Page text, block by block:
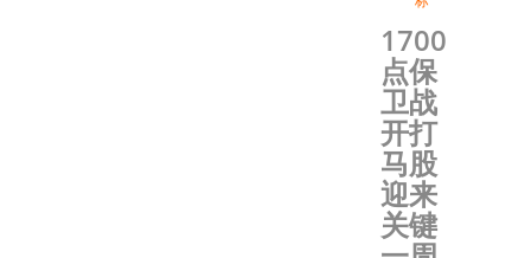
1700
点保
卫战
开打
马股
迎来
关键